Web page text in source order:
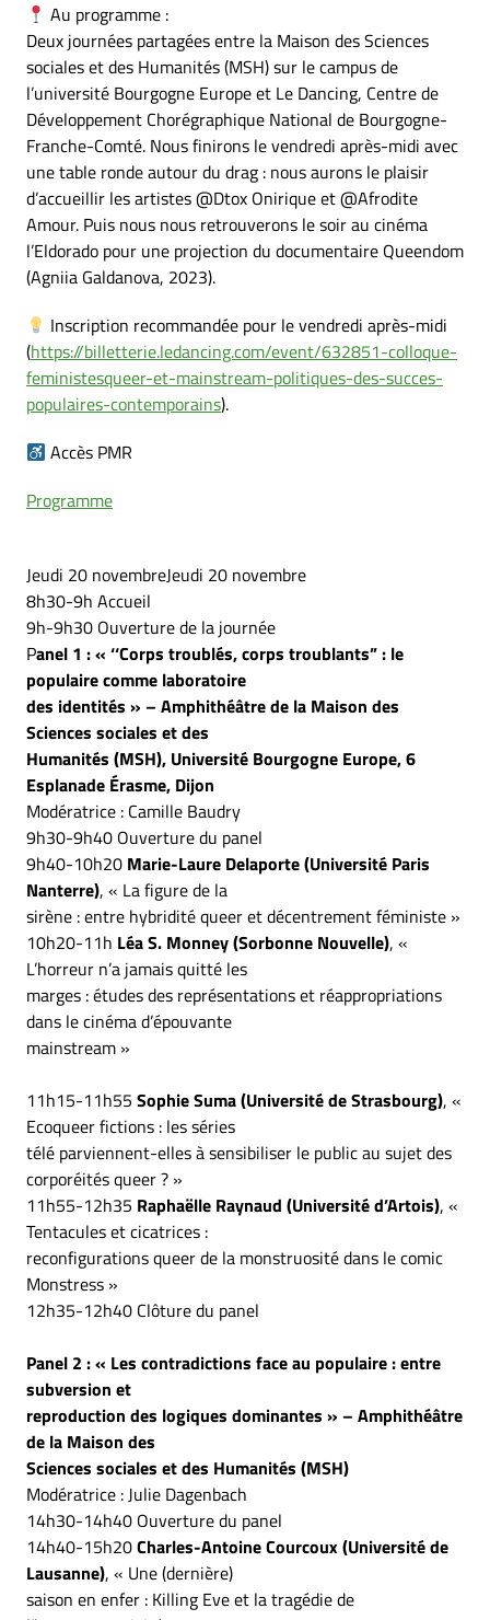
Au programme :
Deux journées partagées entre la Maison des Sciences
sociales et des Humanités (MSH) sur le campus de
l’université Bourgogne Europe et Le Dancing, Centre de
Développement Chorégraphique National de Bourgogne-
Franche-Comté. Nous finirons le vendredi après-midi avec
une table ronde autour du drag : nous aurons le plaisir
d’accueillir les artistes @Dtox Onirique et @Afrodite
Amour. Puis nous nous retrouverons le soir au cinéma
l’Eldorado pour une projection du documentaire Queendom
(Agniia Galdanova, 2023).
Inscription recommandée pour le vendredi après-midi
(https://billetterie.ledancing.com/event/632851-colloque-
feministesqueer-et-mainstream-politiques-des-succes-
populaires-contemporains).
Accès PMR
Programme
Jeudi 20 novembreJeudi 20 novembre
8h30-9h Accueil
9h-9h30 Ouverture de la journée
Panel 1 : « ‘‘Corps troublés, corps troublants” : le
populaire comme laboratoire
des identités » – Amphithéâtre de la Maison des
Sciences sociales et des
Humanités (MSH), Université Bourgogne Europe, 6
Esplanade Érasme, Dijon
Modératrice : Camille Baudry
9h30-9h40 Ouverture du panel
9h40-10h20 Marie-Laure Delaporte (Université Paris
Nanterre), « La figure de la
sirène : entre hybridité queer et décentrement féministe »
10h20-11h Léa S. Monney (Sorbonne Nouvelle), «
L’horreur n’a jamais quitté les
marges : études des représentations et réappropriations
dans le cinéma d’épouvante
mainstream »
11h15-11h55 Sophie Suma (Université de Strasbourg), «
Ecoqueer fictions : les séries
télé parviennent-elles à sensibiliser le public au sujet des
corporéités queer ? »
11h55-12h35 Raphaëlle Raynaud (Université d’Artois), «
Tentacules et cicatrices :
reconfigurations queer de la monstruosité dans le comic
Monstress »
12h35-12h40 Clôture du panel
Panel 2 : « Les contradictions face au populaire : entre
subversion et
reproduction des logiques dominantes » – Amphithéâtre
de la Maison des
Sciences sociales et des Humanités (MSH)
Modératrice : Julie Dagenbach
14h30-14h40 Ouverture du panel
14h40-15h20Charles-Antoine Courcoux (Université de
Lausanne), « Une (dernière)
saison en enfer : Killing Eve et la tragédie de